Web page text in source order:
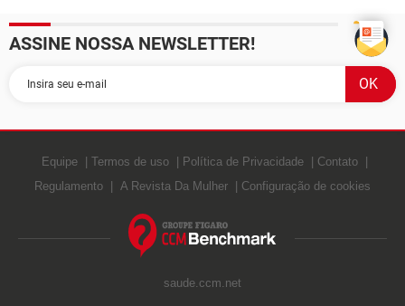
ASSINE NOSSA NEWSLETTER!
Equipe Termos de uso Política de Privacidade
Contato
Regulamento
A Revista Da Mulher Configuração de cookies
saude.ccm.net